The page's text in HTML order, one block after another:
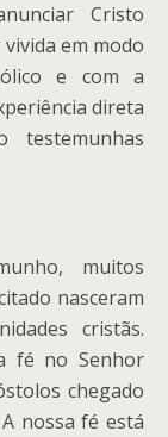
Cristo
em modo
e com a
direta
testemunhas
muitos
nasceram
cristãs.
fé no Senhor
chegado
nossa fé está